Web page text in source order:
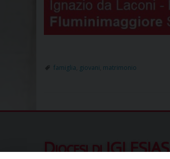
famiglia giovani matrimonio
Diocesi di IGLESIAS